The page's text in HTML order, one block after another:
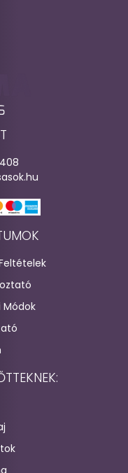
Módok